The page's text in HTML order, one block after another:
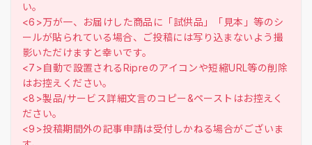
い。
<6>万が一、お届けした商品に「試供品」「見本」等のシ
ールが貼られている場合、ご投稿には写り込まないよう撮
影いただけますと幸いです。
<7>自動で設置されるRipreのアイコンや短縮URL等の削除
はお控えください。
<8>製品/サービス詳細文言のコピー&ペーストはお控えく
ださい。
<9>投稿期間外の記事申請は受付しかねる場合がございま